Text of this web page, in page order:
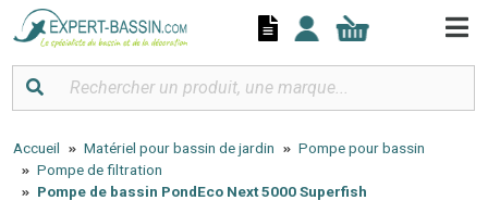
Accueil Matériel pour bassin de jardin
Pompe pour bassin
Pompe de filtration
Pompe de bassin PondEco Next 5000 Superfish
Panneau de gestion des cookies